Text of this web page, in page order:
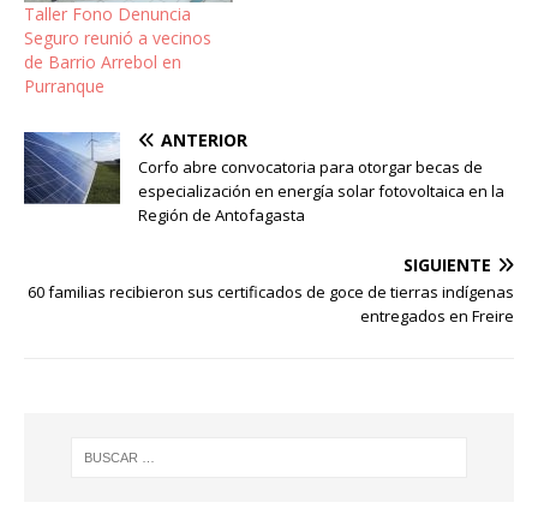
Taller Fono Denuncia
Seguro reunió a vecinos
de Barrio Arrebol en
Purranque
ANTERIOR
Corfo abre convocatoria para otorgar becas de
especialización en energía solar fotovoltaica en la
Región de Antofagasta
SIGUIENTE
60 familias recibieron sus certificados de goce de tierras indígenas
entregados en Freire